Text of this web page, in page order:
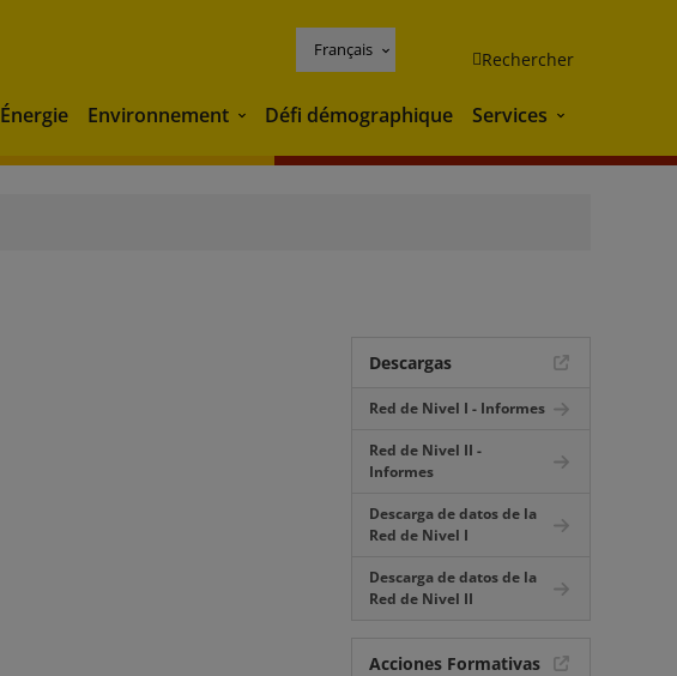
Français Rechercher
Énergie Environnement Environnement
Défi démographique Services Services
Descargas
Red de Nivel I - Informes
Red de Nivel II -
Informes
Descarga de datos de la
Red de Nivel I
Descarga de datos de la
Red de Nivel II
Acciones Formativas